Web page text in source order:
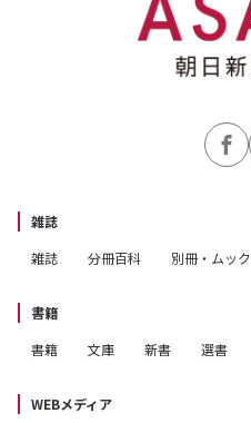
雑誌
雑誌
分冊百科 別冊・ムック
書籍
書籍
文庫 新書 選書
WEBメディア